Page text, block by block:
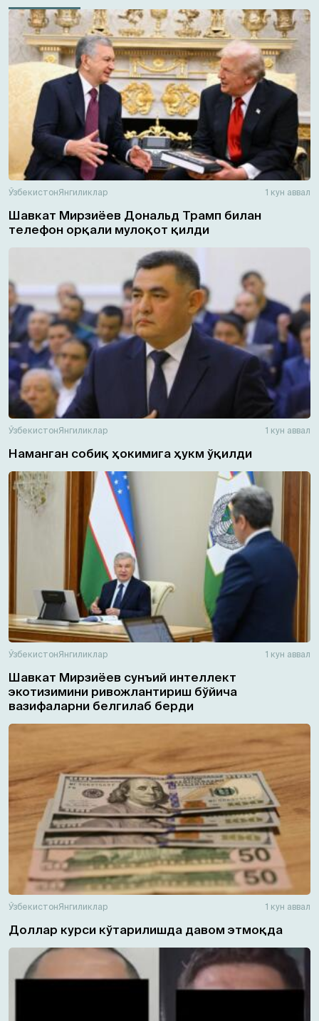
ЎзбекистонЯнгиликлар 1 кун аввал
Шавкат Мирзиёев Дональд Трамп билан
телефон орқали мулоқот қилди
ЎзбекистонЯнгиликлар 1 кун аввал
Наманган собиқ ҳокимига ҳукм ўқилди
ЎзбекистонЯнгиликлар 1 кун аввал
Шавкат Мирзиёев сунъий интеллект
экотизимини ривожлантириш бўйича
вазифаларни белгилаб берди
ЎзбекистонЯнгиликлар 1 кун аввал
Доллар курси кўтарилишда давом этмоқда